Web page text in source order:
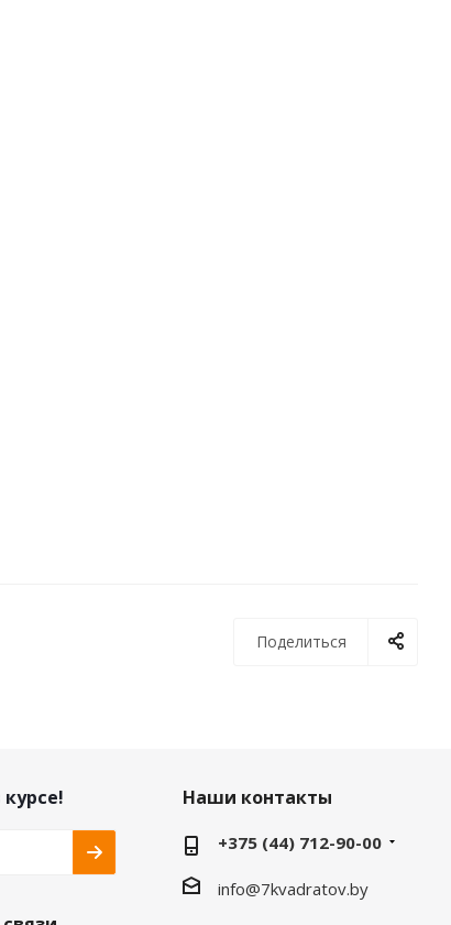
Поделиться
Наши контакты
+375 (44) 712-90-00
info@7kvadratov.by